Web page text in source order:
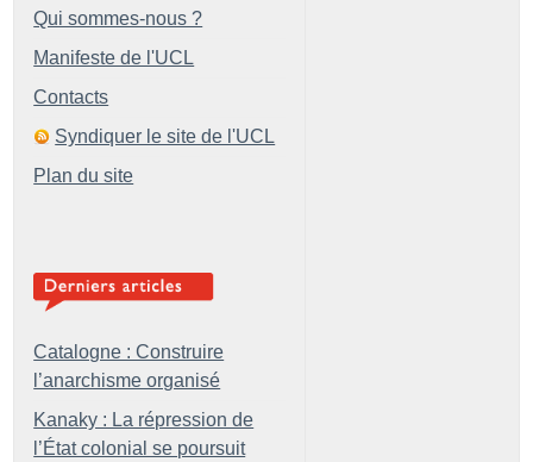
Qui sommes-nous ?
Manifeste de l'UCL
Contacts
Syndiquer le site de l'UCL
Plan du site
Catalogne : Construire
l’anarchisme organisé
Kanaky : La répression de
l’État colonial se poursuit